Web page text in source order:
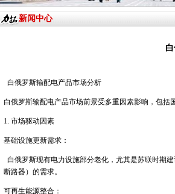
新闻中心
白俄罗斯输配电产品市场分析
白俄罗斯输配电产品市场前景受多重因素影响，包括
1. 市场驱动因素
基础设施更新需求：
白俄罗斯现有电力设施部分老化，尤其是苏联时期
断路器）的需求。
可再生能源整合：